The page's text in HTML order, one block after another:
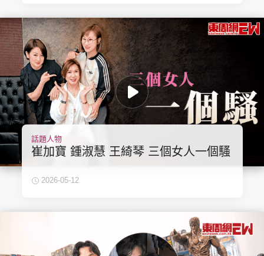
話題人物
崔加寶 鍾淑慧 王綺琴 三個女人一個騷
2026-05-12